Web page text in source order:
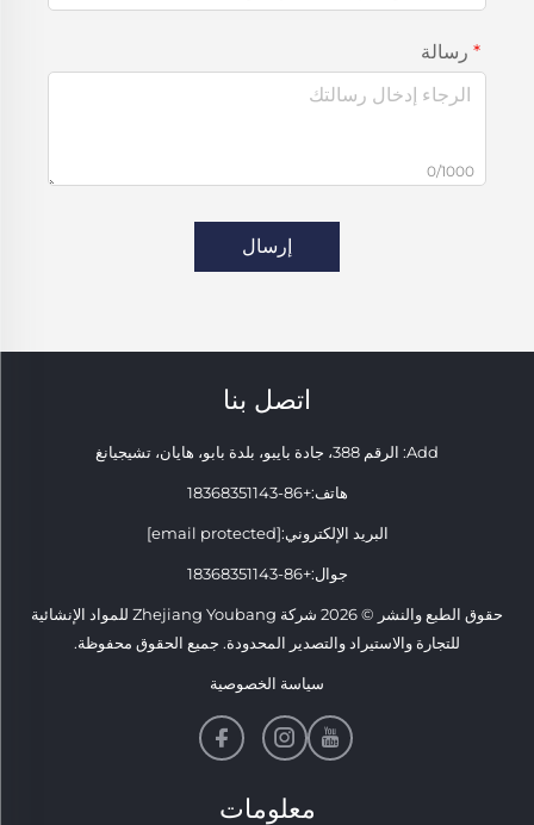
رسالة
0/1000
إرسال
اتصل بنا
Add: الرقم 388، جادة بايبو، بلدة بابو، هايان، تشيجيانغ
هاتف:+86-18368351143
البريد الإلكتروني:[email protected]
جوال:+86-18368351143
حقوق الطبع والنشر © 2026 شركة Zhejiang Youbang للمواد الإنشائية
للتجارة والاستيراد والتصدير المحدودة. جميع الحقوق محفوظة.
سياسة الخصوصية
معلومات